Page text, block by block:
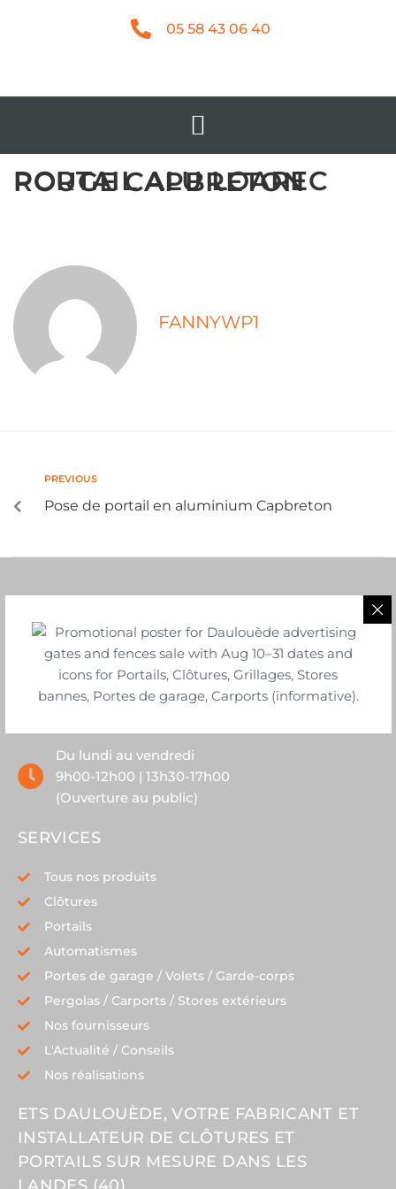
05 58 43 06 40
PORTAIL ALU LOAREC ROUGE CAPBRETON
FANNYWP1
PREVIOUS
Pose de portail en aluminium Capbreton
05 58 43 06 40
2 route de Saubion
Du lundi au vendredi
9h00-12h00 | 13h30-17h00
(Ouverture au public)
SERVICES
Tous nos produits
Clôtures
Portails
Automatismes
Portes de garage / Volets / Garde-corps
Pergolas / Carports / Stores extérieurs
Nos fournisseurs
L'Actualité / Conseils
Nos réalisations
ETS DAULOUÈDE, VOTRE FABRICANT ET
INSTALLATEUR DE CLÔTURES ET
PORTAILS SUR MESURE DANS LES